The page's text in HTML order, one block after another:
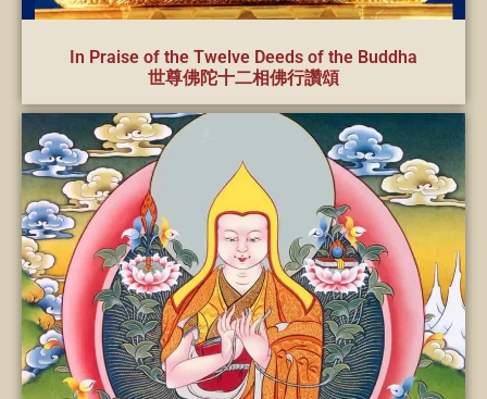
In Praise of the Twelve Deeds of the Buddha
世尊佛陀十二相佛行讚頌